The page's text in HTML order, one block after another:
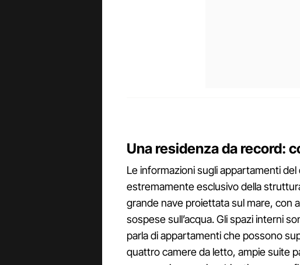
Una residenza da record:
Le informazioni sugli appartamenti
estremamente esclusivo della
grande nave proiettata sul mare, con
sospese sull’acqua. Gli spazi interni
parla di appartamenti che possono
quattro camere da letto, ampie suite